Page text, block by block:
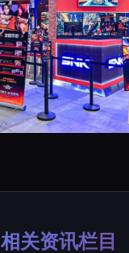
相关资讯栏目